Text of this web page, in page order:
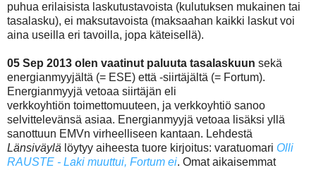
puhua erilaisista laskutustavoista (kulutuksen mukainen tai
tasalasku), ei maksutavoista (maksaahan kaikki laskut voi
aina useilla eri tavoilla, jopa käteisellä).
05 Sep 2013 olen vaatinut paluuta tasalaskuun sekä
energianmyyjältä (= ESE) että -siirtäjältä (= Fortum).
Energianmyyjä vetoaa siirtäjän eli
verkkoyhtiön toimettomuuteen, ja verkkoyhtiö sanoo
selvittelevänsä asiaa. Energianmyyjä vetoaa lisäksi yllä
sanottuun EMVn virheelliseen kantaan. Lehdestä
Länsiväylä löytyy aiheesta tuore kirjoitus: varatuomari Olli
RAUSTE - Laki muuttui, Fortum ei. Omat aikaisemmat